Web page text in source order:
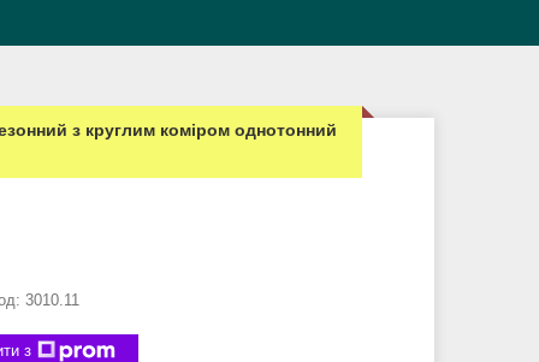
з круглим коміром однотонний
3010.11
з